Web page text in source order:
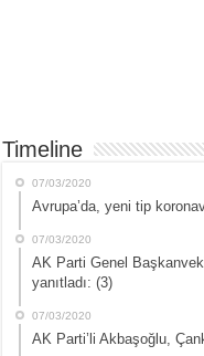
Timeline
07/03/2020
Avrupa’da, yeni tip
07/03/2020
AK Parti Genel
yanıtladı: (3)
07/03/2020
AK Parti’li Akbaşoğlu,